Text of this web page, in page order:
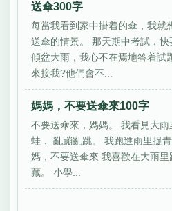
送傘300字
每當我看到家中掛着的傘，我就
送傘的情景。 那天期中考試，
傾盆大雨，我心不在焉地答着試
來接我?他們會不...
媽媽，不要送傘來100字
不要送傘來，媽媽。 我看見大
蛙， 亂蹦亂跳。 我跑進雨里捉
媽，不要送傘來 我喜歡在大雨
藏。 小學...